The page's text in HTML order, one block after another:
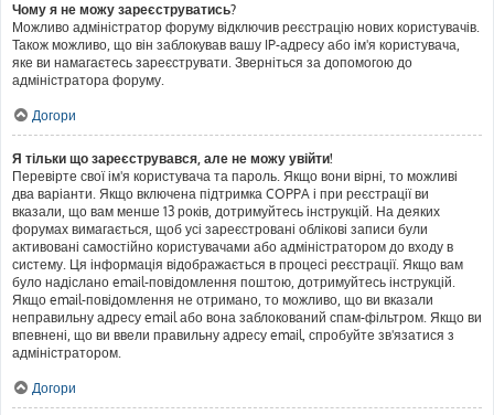
Чому я не можу зареєструватись?
Можливо адміністратор форуму відключив реєстрацію нових користувачів.
Також можливо, що він заблокував вашу IP-адресу або ім'я користувача,
яке ви намагаєтесь зареєструвати. Зверніться за допомогою до
адміністратора форуму.
Догори
Я тільки що зареєструвався, але не можу увійти!
Перевірте свої ім'я користувача та пароль. Якщо вони вірні, то можливі
два варіанти. Якщо включена підтримка COPPA і при реєстрації ви
вказали, що вам менше 13 років, дотримуйтесь інструкцій. На деяких
форумах вимагається, щоб усі зареєстровані облікові записи були
активовані самостійно користувачами або адміністратором до входу в
систему. Ця інформація відображається в процесі реєстрації. Якщо вам
було надіслано email-повідомлення поштою, дотримуйтесь інструкцій.
Якщо email-повідомлення не отримано, то можливо, що ви вказали
неправильну адресу email або вона заблокований спам-фільтром. Якщо ви
впевнені, що ви ввели правильну адресу email, спробуйте зв'язатися з
адміністратором.
Догори